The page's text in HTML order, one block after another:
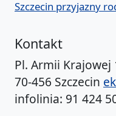
Szczecin przyjazny
Kontakt
Pl. Armii Krajowej
70-456 Szczecin
infolinia: 91 424